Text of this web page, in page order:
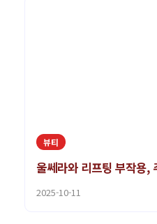
뷰티
울쎄라와 리프팅 부작용,
2025-10-11